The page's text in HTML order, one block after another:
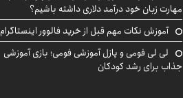
مهارت زبان خود درآمد دلاری داشته باشیم؟
آموزش نکات مهم قبل از خرید فالوور اینستاگرام
لی لی فومی و پازل آموزشی فومی؛ بازی آموزشی
جذاب برای رشد کودکان